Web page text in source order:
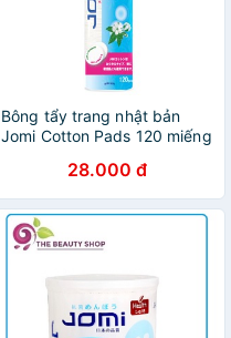
Bông tẩy trang nhật bản
Jomi Cotton Pads 120 miếng
28.000 đ